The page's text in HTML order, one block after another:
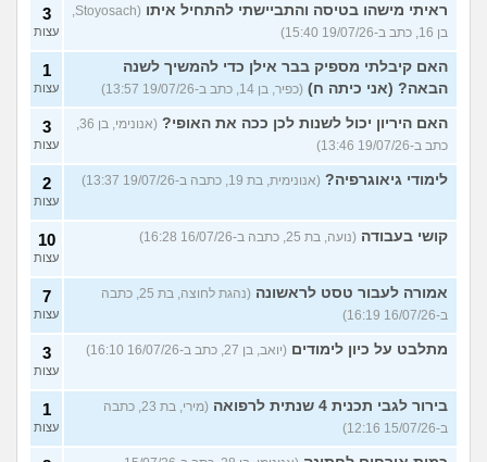
ראיתי מישהו בטיסה והתביישתי להתחיל איתו
(Stoyosach,
בן 16, כתב ב-19/07/26 15:40)
3
עצות
האם קיבלתי מספיק בבר אילן כדי להמשיך לשנה
הבאה? (אני כיתה ח) (כפיר, בן 14, כתב ב-19/07/26 13:57)
1
עצות
האם היריון יכול לשנות לכן ככה את האופי?
(אנונימי, בן 36,
כתב ב-19/07/26 13:46)
3
עצות
לימודי גיאוגרפיה? (אנונימית, בת 19, כתבה ב-19/07/26 13:37) 2
עצות
קושי בעבודה (נועה, בת 25, כתבה ב-16/07/26 16:28) 10
עצות
אמורה לעבור טסט לראשונה
(נהגת לחוצה, בת 25, כתבה
ב-16/07/26 16:19)
7
עצות
מתלבט על כיון לימודים (יואב, בן 27, כתב ב-16/07/26 16:10) 3
עצות
בירור לגבי תכנית 4 שנתית לרפואה
(מירי, בת 23, כתבה
ב-15/07/26 12:16)
1
עצות